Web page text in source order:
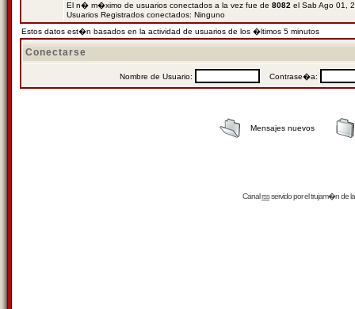
El n� m�ximo de usuarios conectados a la vez fue de 8082 el Sab Ago 01,
Usuarios Registrados conectados: Ninguno
Estos datos est�n basados en la actividad de usuarios de los �ltimos 5 minutos
Conectarse
Nombre de Usuario: Contrase�a:
Mensajes nuevos
Canalrssservido por eltrujam�nde